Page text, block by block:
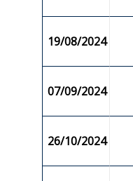
19/08/2024
07/09/2024
26/10/2024